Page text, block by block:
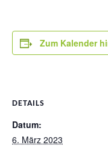
Zum Kalender
DETAILS
Datum:
6. März 2023